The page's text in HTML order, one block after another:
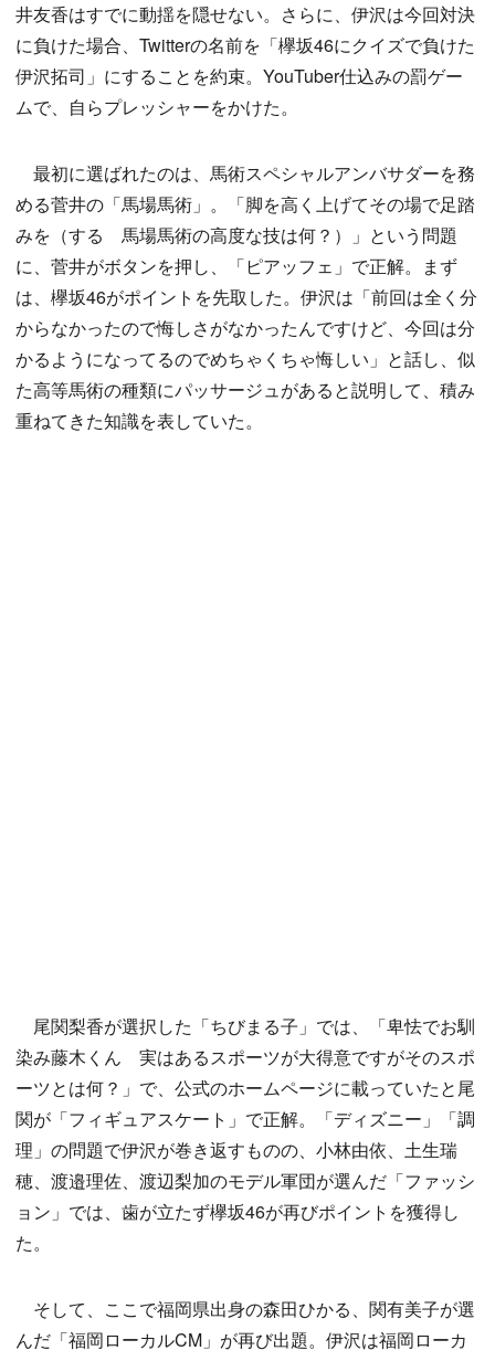
井友香はすでに動揺を隠せない。さらに、伊沢は今回対決
に負けた場合、Twitterの名前を「欅坂46にクイズで負けた
伊沢拓司」にすることを約束。YouTuber仕込みの罰ゲー
ムで、自らプレッシャーをかけた。
最初に選ばれたのは、馬術スペシャルアンバサダーを務
める菅井の「馬場馬術」。「脚を高く上げてその場で足踏
みを（する 馬場馬術の高度な技は何？）」という問題
に、菅井がボタンを押し、「ピアッフェ」で正解。まず
は、欅坂46がポイントを先取した。伊沢は「前回は全く分
からなかったので悔しさがなかったんですけど、今回は分
かるようになってるのでめちゃくちゃ悔しい」と話し、似
た高等馬術の種類にパッサージュがあると説明して、積み
重ねてきた知識を表していた。
尾関梨香が選択した「ちびまる子」では、「卑怯でお馴
染み藤木くん 実はあるスポーツが大得意ですがそのスポ
ーツとは何？」で、公式のホームページに載っていたと尾
関が「フィギュアスケート」で正解。「ディズニー」「調
理」の問題で伊沢が巻き返すものの、小林由依、土生瑞
穂、渡邉理佐、渡辺梨加のモデル軍団が選んだ「ファッシ
ョン」では、歯が立たず欅坂46が再びポイントを獲得し
た。
そして、ここで福岡県出身の森田ひかる、関有美子が選
んだ「福岡ローカルCM」が再び出題。伊沢は福岡ローカ